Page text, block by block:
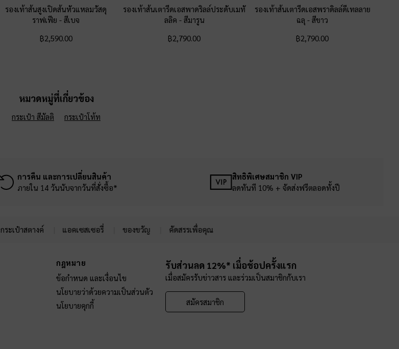
รองเท้าส้นสูงเปิดส้นหัวแหลมวัสดุ
ราฟเฟีย-สีเบจ
฿2,590.00
รองเท้าส้นเตารีดเอสพาดริลล์ประดับเมทั
ลลิค - สีมารูน
฿2,790.00
รองเท้าส้นเตารีดเอสพราดิลล์ดีเทลลาย
ฉลุ-สีขาว
฿2,790.00
หมวดหมู่ที่เกี่ยวข้อง
กระเป๋า สีมัลติ กระเป๋าโท้ท
การคืน และการเปลี่ยนสินค้า
ภายใน 14 วันนับจากวันที่สั่งซื้อ*
สิทธิพิเศษสมาชิก VIP
ลดทันที 10% + จัดส่งฟรีตลอดทั้งปี
กระเป๋าสตางค์ แอคเซสเซอรี่ ของขวัญ คัดสรรเพื่อคุณ
กฎหมาย
ข้อกำหนด และเงื่อนไข
นโยบายว่าด้วยความเป็นส่วนตัว
นโยบายคุกกี้
รับส่วนลด 12%* เมื่อช้อปครั้งแรก
เมื่อสมัครรับข่าวสาร และร่วมเป็นสมาชิกกับเรา
สมัครสมาชิก